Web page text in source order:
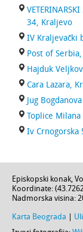
34, Kraljevo
IV Kraljevački
Post of
Hajduk
Cara Lazara,
Jug
Toplice
Iv Crnogorska
Episkopski konak,
Koordinate: (
Nadmorska visina:
Karta Beograda